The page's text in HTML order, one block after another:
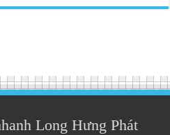
Long Hưng Phát